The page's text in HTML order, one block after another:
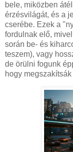
bele, miközben
érzésvilágát, és a
cserébe. Ezek a
fordulnak elő,
során be- és
teszem), vagy
de örülni fogunk
hogy